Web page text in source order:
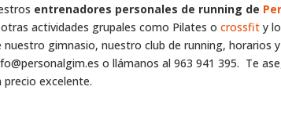
entrenadores personales de running de
actividades grupales como Pilates o crossfit y
gimnasio, nuestro club de running, horarios
o llámanos al 963 941 395. Te
excelente.